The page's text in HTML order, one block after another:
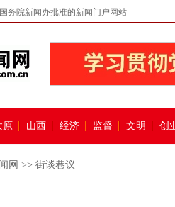
务院新闻办批准的新闻门户网站
原 山西 经济 监督 文明 创
网 >> 街谈巷议